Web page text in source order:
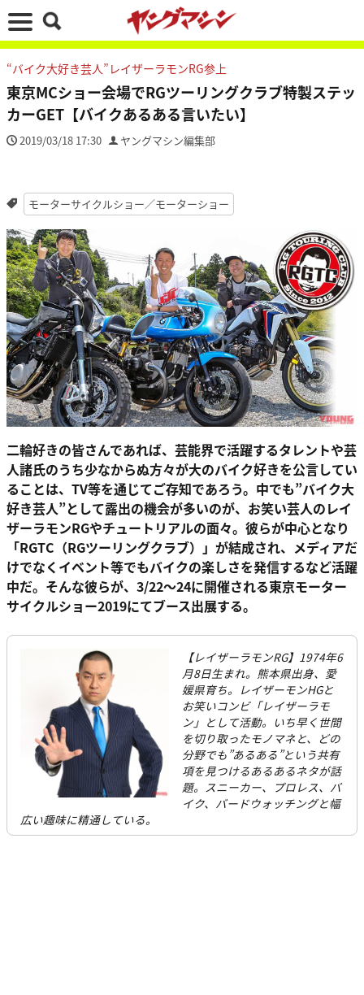
“バイク大好き芸人”レイザーラモンRG参上
東京MCショー会場でRGツーリングクラブ特製ステッ
カーGET【バイクあるある言いたい】
2019/03/18 17:30 ヤングマシン編集部
モーターサイクルショー／モーターショー
二輪好きの皆さんであれば、芸能界で活躍するタレントや芸
人諸氏のうち少なからぬ方々が大のバイク好きを公言してい
ることは、TV等を通じてご存知であろう。中でも”バイク大
好き芸人”として露出の機会が多いのが、お笑い芸人のレイ
ザーラモンRGやチュートリアルの面々。彼らが中心となり
「RGTC（RGツーリングクラブ）」が結成され、メディアだ
けでなくイベント等でもバイクの楽しさを発信するなど活躍
中だ。そんな彼らが、3/22〜24に開催される東京モーター
サイクルショー2019にてブース出展する。
【レイザーラモンRG】1974年6
月8日生まれ。熊本県出身、愛
媛県育ち。レイザーモンHGと
お笑いコンビ「レイザーラモ
ン」として活動。いち早く世間
を切り取ったモノマネと、どの
分野でも”あるある”という共有
項を見つけるあるあるネタが話
題。スニーカー、プロレス、バ
イク、バードウォッチングと幅
広い趣味に精通している。